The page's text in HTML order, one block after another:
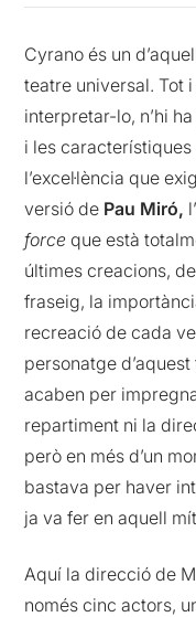
Cyrano és un
teatre universal. Tot
interpretar-lo, n’hi
i les
l’excel·lència que
versió de Pau Miró,
force que està
últimes creacions,
fraseig, la
recreació de cada
personatge
acaben per
repartiment ni la
però en més d’un
bastava per haver
ja va fer en aquell
Aquí la direcció de
només cinc actors,